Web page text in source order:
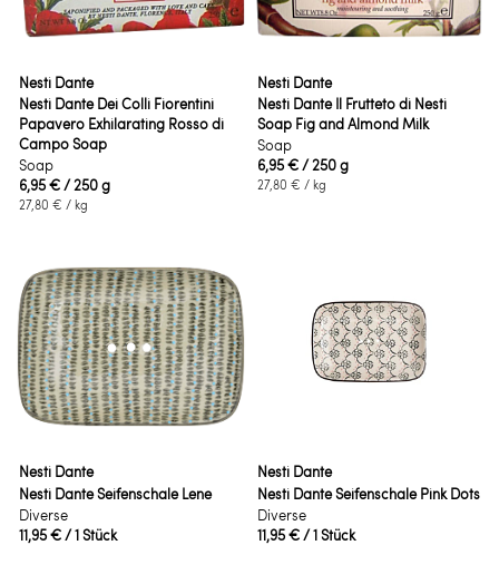
Nesti Dante
Nesti Dante Dei Colli Fiorentini
Papavero Exhilarating Rosso di
Campo Soap
Soap
6,95 €/ 250 g
27,80 € / kg
Nesti Dante
Nesti Dante Il Frutteto di Nesti
Soap Fig and Almond Milk
Soap
6,95 €/ 250 g
27,80 € / kg
Nesti Dante
Nesti Dante Seifenschale Lene
Diverse
11,95 €/ 1 Stück
Nesti Dante
Nesti Dante Seifenschale Pink Dots
Diverse
11,95 €/ 1 Stück